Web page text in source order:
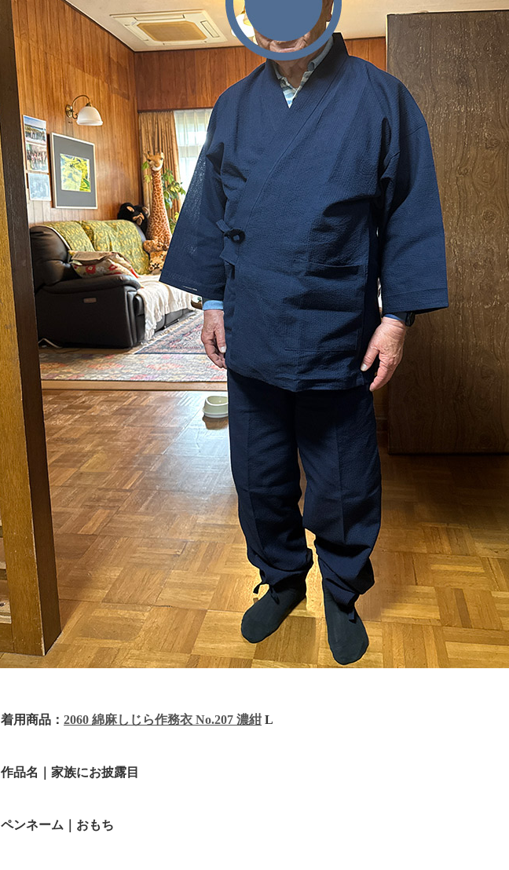
着用商品：2060 綿麻しじら作務衣 No.207 濃紺 L
作品名｜家族にお披露目
ペンネーム｜おもち